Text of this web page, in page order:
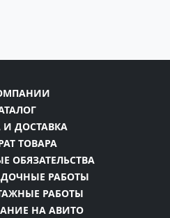
И ДОСТАВКА
ТОВАРА
ОБЯЗАТЕЛЬСТВА
РАБОТЫ
РАБОТЫ
НА АВИТО